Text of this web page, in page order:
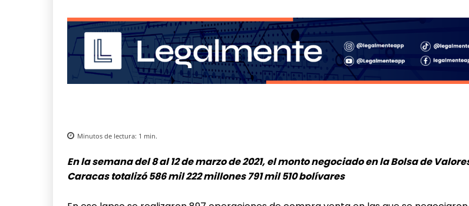
Minutos de lectura: 1 min.
En la semana del 8 al 12 de marzo de 2021, el monto negociado en la Bolsa de
Caracas totalizó 586 mil 222 millones 791 mil 510 bolívares